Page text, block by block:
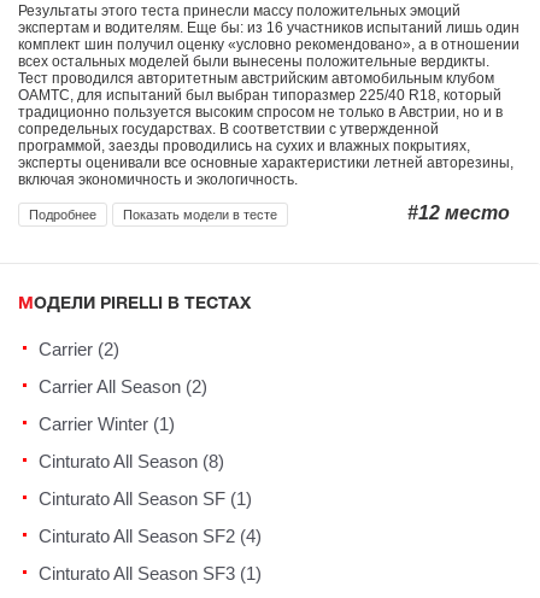
Результаты этого теста принесли массу положительных эмоций
экспертам и водителям. Еще бы: из 16 участников испытаний лишь один
комплект шин получил оценку «условно рекомендовано», а в отношении
всех остальных моделей были вынесены положительные вердикты.
Тест проводился авторитетным австрийским автомобильным клубом
OAMTC, для испытаний был выбран типоразмер 225/40 R18, который
традиционно пользуется высоким спросом не только в Австрии, но и в
сопредельных государствах. В соответствии с утвержденной
программой, заезды проводились на сухих и влажных покрытиях,
эксперты оценивали все основные характеристики летней авторезины,
включая экономичность и экологичность.
Подробнее Показать модели в тесте #12 место
МОДЕЛИ PIRELLI В ТЕСТАХ
Carrier (2)
Carrier All Season (2)
Carrier Winter (1)
Cinturato All Season (8)
Cinturato All Season SF (1)
Cinturato All Season SF2 (4)
Cinturato All Season SF3 (1)